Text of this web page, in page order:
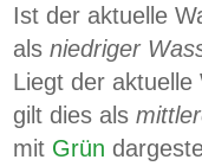
Ist der aktuelle
als niedriger
Liegt der
gilt dies als
mit Grün